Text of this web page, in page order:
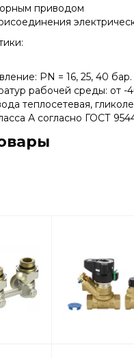
приводом
PN = 16, 25, 40 бар.
рабочей среды: от
теплосетевая,
А согласно ГОСТ